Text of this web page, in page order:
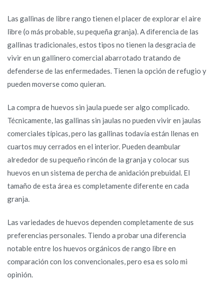
Las gallinas de libre rango tienen el placer de explorar el aire
libre (o más probable, su pequeña granja). A diferencia de las
gallinas tradicionales, estos tipos no tienen la desgracia de
vivir en un gallinero comercial abarrotado tratando de
defenderse de las enfermedades. Tienen la opción de refugio y
pueden moverse como quieran.
La compra de huevos sin jaula puede ser algo complicado.
Técnicamente, las gallinas sin jaulas no pueden vivir en jaulas
comerciales típicas, pero las gallinas todavía están llenas en
cuartos muy cerrados en el interior. Pueden deambular
alrededor de su pequeño rincón de la granja y colocar sus
huevos en un sistema de percha de anidación prebuidal. El
tamaño de esta área es completamente diferente en cada
granja.
Las variedades de huevos dependen completamente de sus
preferencias personales. Tiendo a probar una diferencia
notable entre los huevos orgánicos de rango libre en
comparación con los convencionales, pero esa es solo mi
opinión.